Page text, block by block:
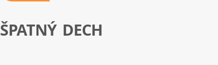
ŠPATNÝ DECH